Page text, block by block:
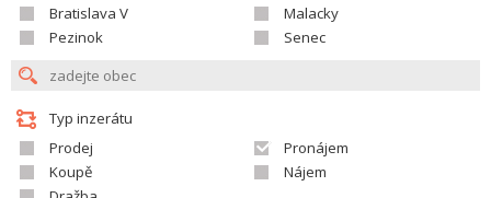
Bratislava V
Malacky
Pezinok
Senec
Typ inzerátu
Prodej
Pronájem
Koupě
Nájem